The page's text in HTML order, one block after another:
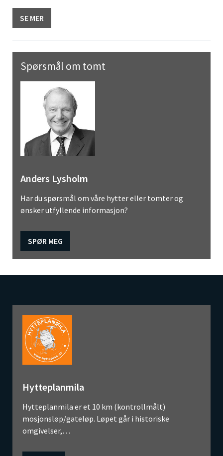
SE MER
Spørsmål om tomt
Anders Lysholm
Har du spørsmål om våre hytter eller tomter og
ønsker utfyllende informasjon?
SPØR MEG
Hytteplanmila
Hytteplanmila er et 10 km (kontrollmålt)
mosjonsløp/gateløp. Løpet går i historiske
omgivelser,…